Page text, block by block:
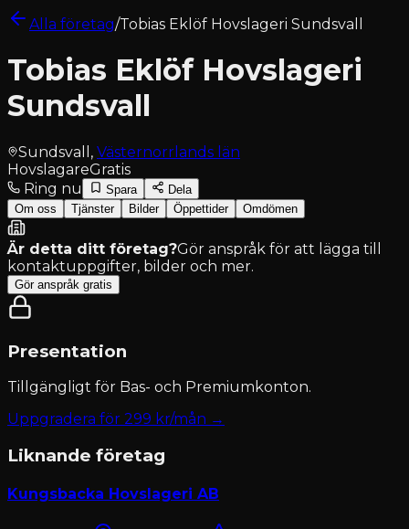
Alla företag/Tobias Eklöf Hovslageri Sundsvall
Tobias Eklöf Hovslageri
Sundsvall
Sundsvall , Västernorrlands län
HovslagareGratis
Ring nu
Spara
Dela
Om oss
Tjänster Bilder Öppettider Omdömen
Är detta ditt företag?Gör anspråk för att lägga till
kontaktuppgifter, bilder och mer.
Gör anspråk gratis
Presentation
Tillgängligt för Bas- och Premiumkonton.
Uppgradera för 299 kr/mån →
Liknande företag
Kungsbacka Hovslageri AB